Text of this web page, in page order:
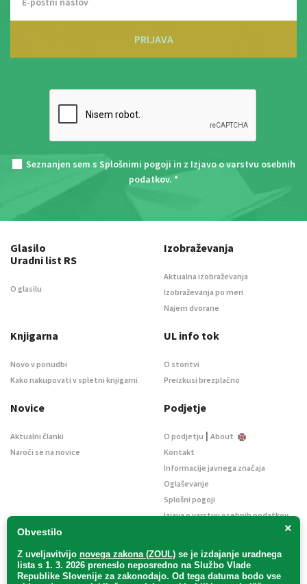
PRIJAVA
Seznanjen sem s Splošnimi pogoji in z Izjavo o varstvu osebnih
podatkov. *
×
Obvestilo
Z uveljavitvijo novega zakona (ZOUL) se je izdajanje uradnega
lista s 1. 3. 2026 preneslo neposredno na Službo Vlade
Republike Slovenije za zakonodajo. Od tega datuma bodo vse
Glasilo
Uradni list RS
O glasilu
Izobraževanja
Aktualna izobraževanja
Izobraževanja po meri
Najem dvorane
Knjigarna
Novo v ponudbi
Kako nakupovati v spletni knjigarni
UL info tok
O storitvi
Preizkusi brezplačno
Novice
Aktualni članki
Naroči se na novice
Podjetje
O podjetju | About
Kontakt
Informacije javnega značaja
Oglaševanje
Splošni pogoji
Izjava o varstvu osebnih podatkov